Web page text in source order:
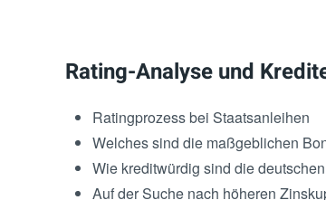
Rating-Analyse und
Ratingprozess bei Staatsanleihen
Welches sind die maßgeblichen
Wie kreditwürdig sind die
Auf der Suche nach höheren